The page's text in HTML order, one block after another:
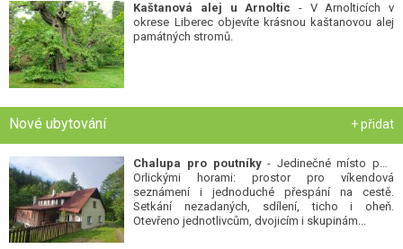
Kaštanová alej u Arnoltic - V Arnolticích v
okrese Liberec objevíte krásnou kaštanovou alej
památných stromů.
Nové ubytování + přidat
Chalupa pro poutníky- Jedinečné místo pod
Orlickými horami: prostor pro víkendová
seznámení i jednoduché přespání na cestě.
Setkání nezadaných, sdílení, ticho i oheň.
Otevřeno jednotlivcům, dvojicím i skupinám...